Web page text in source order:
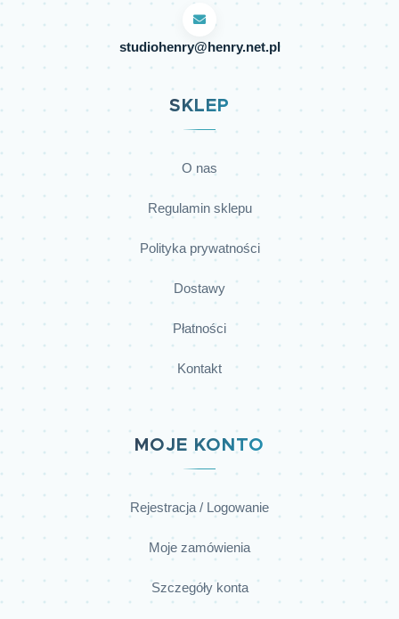
studiohenry@henry.net.pl
SKLEP
O nas
Regulamin sklepu
Polityka prywatności
Dostawy
Płatności
Kontakt
MOJE KONTO
Rejestracja / Logowanie
Moje zamówienia
Szczegóły konta